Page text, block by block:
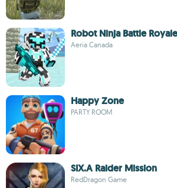
Robot Ninja Battle Royale
Aeria Canada
Happy Zone
PARTY ROOM
SIX.A Raider Mission
RedDragon Game